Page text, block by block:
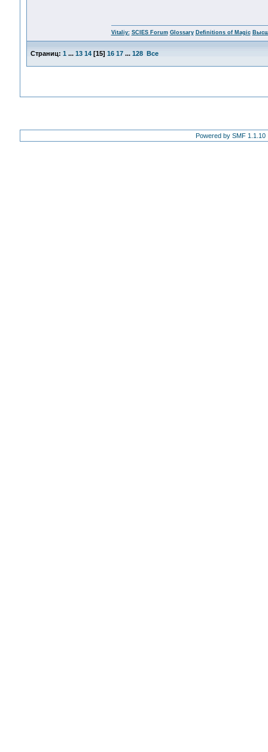
Vitaliy: SCIES Forum Glossary Definitions of Magic
Страниц: 1 ... 13 14[15] 16 17 ... 128 Все
Powered by SMF 1.1.10